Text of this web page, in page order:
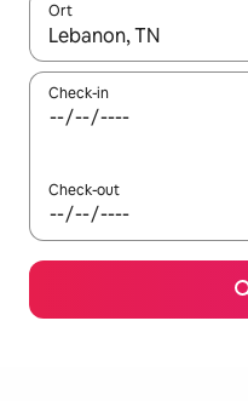
Ort
Wenn Ergebnisse
Check-in
Check-out